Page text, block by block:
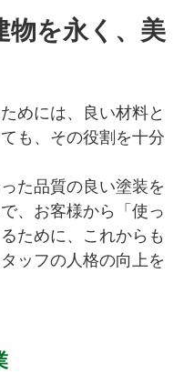
物を永く、美
めには、良い材料と
も、その役割を十分
た品質の良い塗装を
、お客様から「使っ
ために、これからも
ッフの人格の向上を